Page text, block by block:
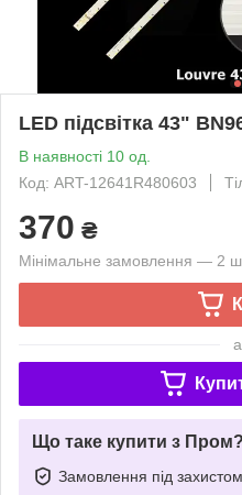
LED підсвітка 43"
В наявності 10 од.
Код: ART-12641R480603
370 ₴
Мінімальне замовлення — 2
Що таке купити з Пром?
Замовлення під захистом